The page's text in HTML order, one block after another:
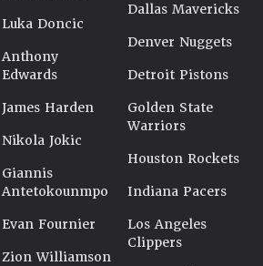
Luka Doncic
Anthony
Edwards
James Harden
Nikola Jokic
Giannis
Antetokounmpo
Evan Fournier
Zion Williamson
Dallas Mavericks
Denver Nuggets
Detroit Pistons
Golden State
Warriors
Houston Rockets
Indiana Pacers
Los Angeles
Clippers